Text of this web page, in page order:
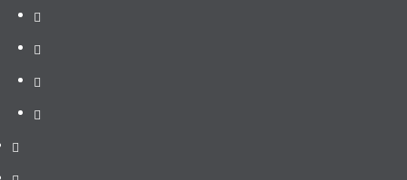
la
Une
Politique
Environnement
Economie
Santé
Culture
Contribution